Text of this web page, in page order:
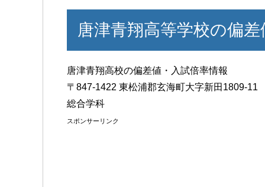
唐津青翔高等学校の偏
唐津青翔高校の偏差値・入試倍率情報
〒847-1422 東松浦郡玄海町大字新田1809-11
総合学科
スポンサーリンク